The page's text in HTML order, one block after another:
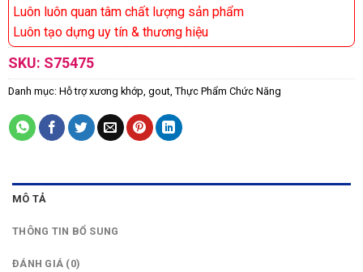
Luôn luôn quan tâm chất lượng sản phẩm
Luôn tạo dựng uy tín & thương hiệu
SKU: S75475
Danh mục: Hỗ trợ xương khớp, gout, Thực Phẩm Chức Năng
MÔ TẢ
THÔNG TIN BỔ SUNG
ĐÁNH GIÁ (0)